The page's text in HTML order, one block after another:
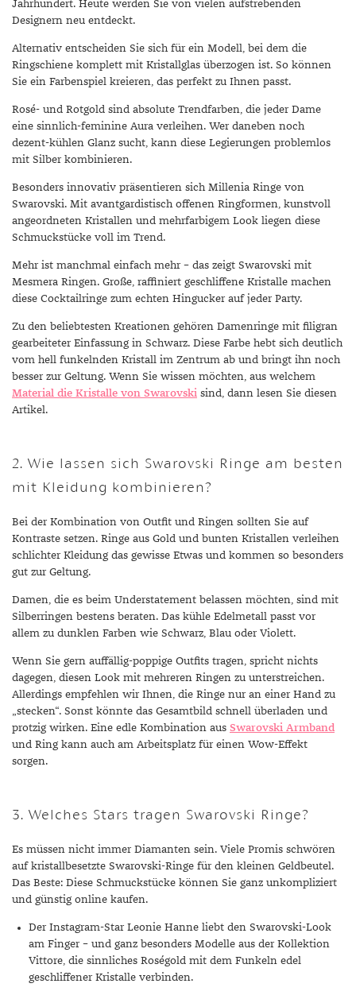
Jahrhundert. Heute werden Sie von vielen aufstrebenden
Designern neu entdeckt.
Alternativ entscheiden Sie sich für ein Modell, bei dem die
Ringschiene komplett mit Kristallglas überzogen ist. So können
Sie ein Farbenspiel kreieren, das perfekt zu Ihnen passt.
Rosé- und Rotgold sind absolute Trendfarben, die jeder Dame
eine sinnlich-feminine Aura verleihen. Wer daneben noch
dezent-kühlen Glanz sucht, kann diese Legierungen problemlos
mit Silber kombinieren.
Besonders innovativ präsentieren sich Millenia Ringe von
Swarovski. Mit avantgardistisch offenen Ringformen, kunstvoll
angeordneten Kristallen und mehrfarbigem Look liegen diese
Schmuckstücke voll im Trend.
Mehr ist manchmal einfach mehr – das zeigt Swarovski mit
Mesmera Ringen. Große, raffiniert geschliffene Kristalle machen
diese Cocktailringe zum echten Hingucker auf jeder Party.
Zu den beliebtesten Kreationen gehören Damenringe mit filigran
gearbeiteter Einfassung in Schwarz. Diese Farbe hebt sich deutlich
vom hell funkelnden Kristall im Zentrum ab und bringt ihn noch
besser zur Geltung. Wenn Sie wissen möchten, aus welchem
Material die Kristalle von Swarovski sind, dann lesen Sie diesen
Artikel.
2. Wie lassen sich Swarovski Ringe am besten
mit Kleidung kombinieren?
Bei der Kombination von Outfit und Ringen sollten Sie auf
Kontraste setzen. Ringe aus Gold und bunten Kristallen verleihen
schlichter Kleidung das gewisse Etwas und kommen so besonders
gut zur Geltung.
Damen, die es beim Understatement belassen möchten, sind mit
Silberringen bestens beraten. Das kühle Edelmetall passt vor
allem zu dunklen Farben wie Schwarz, Blau oder Violett.
Wenn Sie gern auffällig-poppige Outfits tragen, spricht nichts
dagegen, diesen Look mit mehreren Ringen zu unterstreichen.
Allerdings empfehlen wir Ihnen, die Ringe nur an einer Hand zu
„stecken“. Sonst könnte das Gesamtbild schnell überladen und
protzig wirken. Eine edle Kombination aus Swarovski Armband
und Ring kann auch am Arbeitsplatz für einen Wow-Effekt
sorgen.
3. Welches Stars tragen Swarovski Ringe?
Es müssen nicht immer Diamanten sein. Viele Promis schwören
auf kristallbesetzte Swarovski-Ringe für den kleinen Geldbeutel.
Das Beste: Diese Schmuckstücke können Sie ganz unkompliziert
und günstig online kaufen.
Der Instagram-Star Leonie Hanne liebt den Swarovski-Look
am Finger – und ganz besonders Modelle aus der Kollektion
Vittore, die sinnliches Roségold mit dem Funkeln edel
geschliffener Kristalle verbinden.